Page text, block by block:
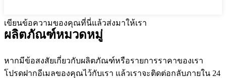
เขียนข้อความของคุณที่นี่แล้วส่งมาให้เรา
ผลิตภัณฑ์หมวดหมู่
หากมีข้อสงสัยเกี่ยวกับผลิตภัณฑ์หรือรายการราคาของเรา
โปรดฝากอีเมลของคุณไว้กับเรา แล้วเราจะติดต่อกลับภายใน 24